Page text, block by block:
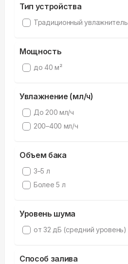
Тип устройства
Традиционный увлажнитель
Мощность
до 40 м²
Увлажнение (мл/ч)
До 200 мл/ч
200–400 мл/ч
Объем бака
3–5 л
Более 5 л
Уровень шума
от 32 дБ (средний уровень)
Способ залива